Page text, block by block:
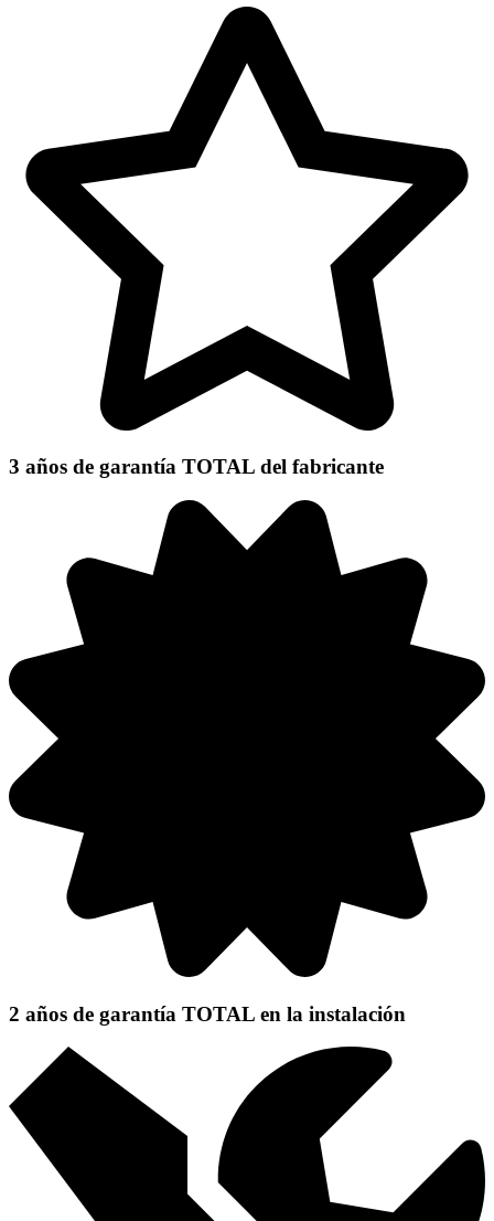
3 años de garantía TOTAL del fabricante
2 años de garantía TOTAL en la instalación